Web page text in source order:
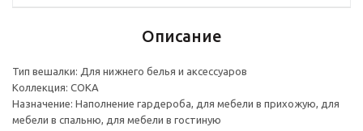
Описание
Тип вешалки: Для нижнего белья и аксессуаров
Коллекция: COKA
Назначение: Наполнение гардероба, для мебели в прихожую, для
мебели в спальню, для мебели в гостиную